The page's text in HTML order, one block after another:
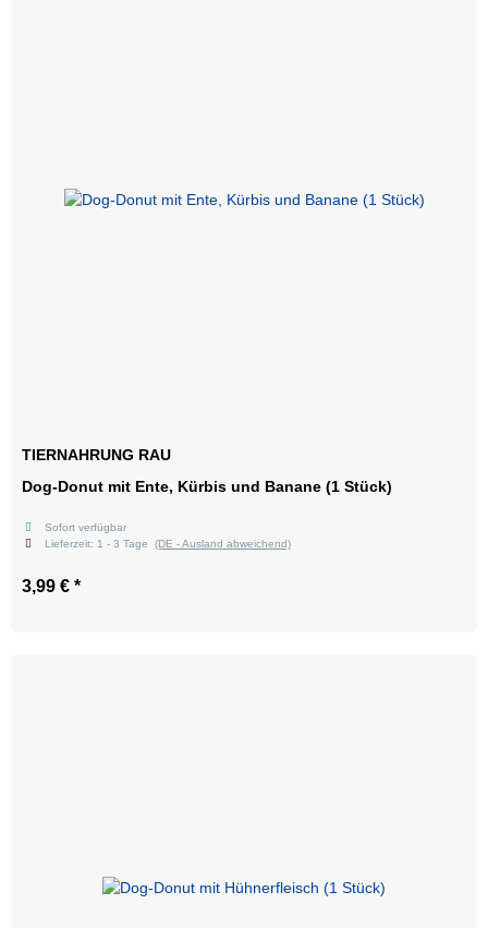
TIERNAHRUNG RAU
Dog-Donut mit Ente, Kürbis und Banane (1 Stück)
Sofort verfügbar
Lieferzeit: 1 - 3 Tage (DE - Ausland abweichend)
3,99 € *